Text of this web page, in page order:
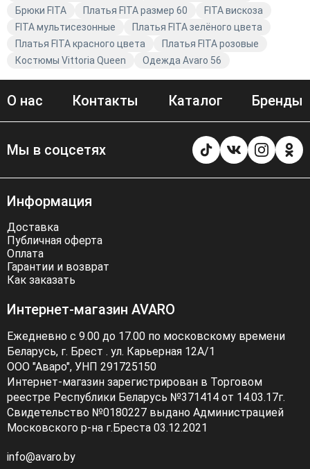
Брюки FITA
Платья FITA размер 60
FITA вискоза
FITA мультисезонные
Платья FITA зелёного цвета
Платья FITA красного цвета
Платья FITA розовые
Костюмы Vittoria Queen
Одежда Avaro 56
О нас Контакты Каталог Бренды
Мы в соцсетях
Информация
Доставка
Публичная оферта
Оплата
Гарантии и возврат
Как заказать
Интернет-магазин AVARO
Ежедневно с 9.00 до 17.00 по московскому времени
Беларусь, г. Брест . ул. Карьерная 12А/1
ООО "Аваро", УНП 291725150
Интернет-магазин зарегистрирован в Торговом
реестре Республики Беларусь №371414 от 14.03.17г.
Свидетельство №0180227 выдано Администрацией
Московского р-на г.Бреста 03.12.2021
info@avaro.by